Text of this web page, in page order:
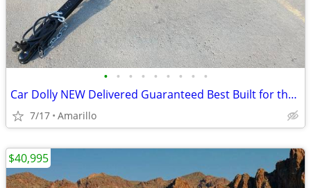
• • • • • • • • •
Car Dolly NEW Delivered Guaranteed Best Built for the Money in U.S.!
7/17 Amarillo
$40,995